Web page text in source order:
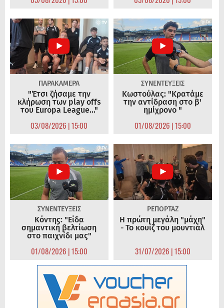
ΠΑΡΑΚΑΜΕΡΑ
"Έτσι ζήσαμε την
κλήρωση των play offs
του Europa League..."
03/08/2026 | 15:00
ΣΥΝΕΝΤΕΥΞΕΙΣ
Κωστούλας: "Κρατάμε
την αντίδραση στο β'
ημίχρονο "
01/08/2026 | 15:00
ΣΥΝΕΝΤΕΥΞΕΙΣ
Κόντης: "Είδα
σημαντική βελτίωση
στο παιχνίδι μας"
01/08/2026 | 15:00
ΡΕΠΟΡΤΑΖ
Η πρώτη μεγάλη "μάχη"
- Το κουίζ του μουντιάλ
31/07/2026 | 15:00